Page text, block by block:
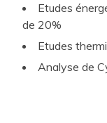
Etudes
de 20%
Etudes
Analyse de